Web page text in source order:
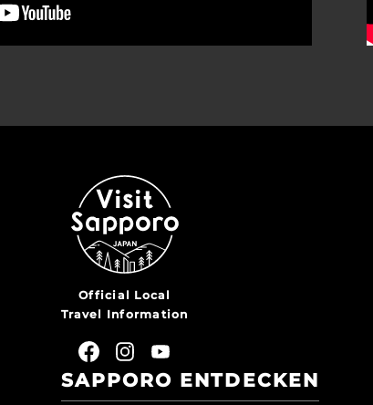
Official Local
Travel Information
SAPPORO ENTDECKEN